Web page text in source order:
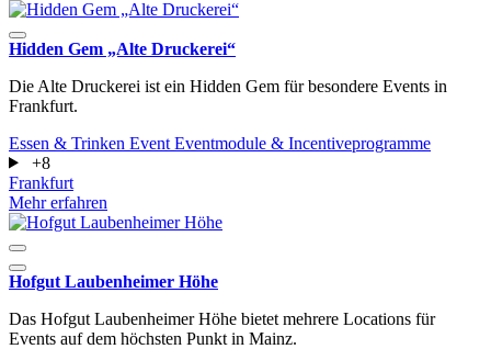
Hidden Gem „Alte Druckerei“
Die Alte Druckerei ist ein Hidden Gem für besondere Events in
Frankfurt.
Essen & Trinken Event Eventmodule & Incentiveprogramme
+8
Frankfurt
Mehr erfahren
Hofgut Laubenheimer Höhe
Das Hofgut Laubenheimer Höhe bietet mehrere Locations für
Events auf dem höchsten Punkt in Mainz.